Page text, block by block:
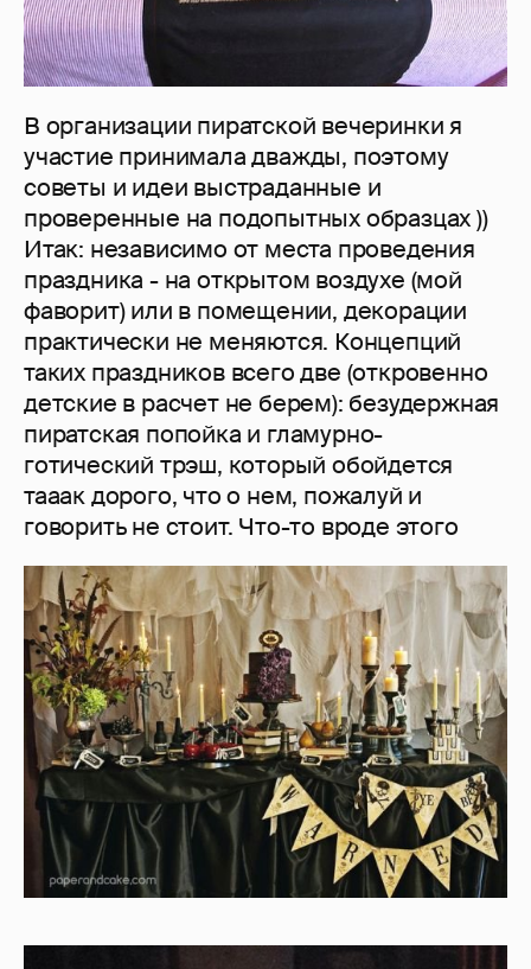
В организации пиратской вечеринки я
участие принимала дважды, поэтому
советы и идеи выстраданные и
проверенные на подопытных образцах ))
Итак: независимо от места проведения
праздника - на открытом воздухе (мой
фаворит) или в помещении, декорации
практически не меняются. Концепций
таких праздников всего две (откровенно
детские в расчет не берем): безудержная
пиратская попойка и гламурно-
готический трэш, который обойдется
тааак дорого, что о нем, пожалуй и
говорить не стоит. Что-то вроде этого